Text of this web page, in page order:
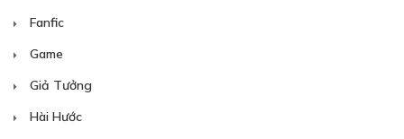
Fanfic
Game
Giả Tưởng
Hài Hước